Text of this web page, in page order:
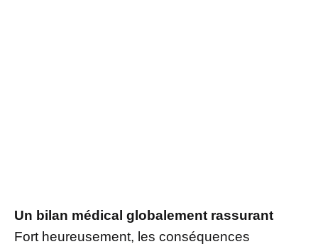
Un bilan médical globalement rassurant
Fort heureusement, les conséquences